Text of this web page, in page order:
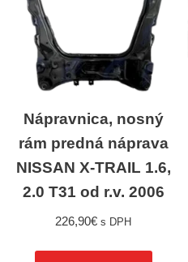
Nápravnica, nosný
rám predná náprava
NISSAN X-TRAIL 1.6,
2.0 T31 od r.v. 2006
226,90€ s DPH